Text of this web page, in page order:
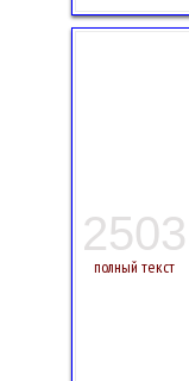
2503
полный текст